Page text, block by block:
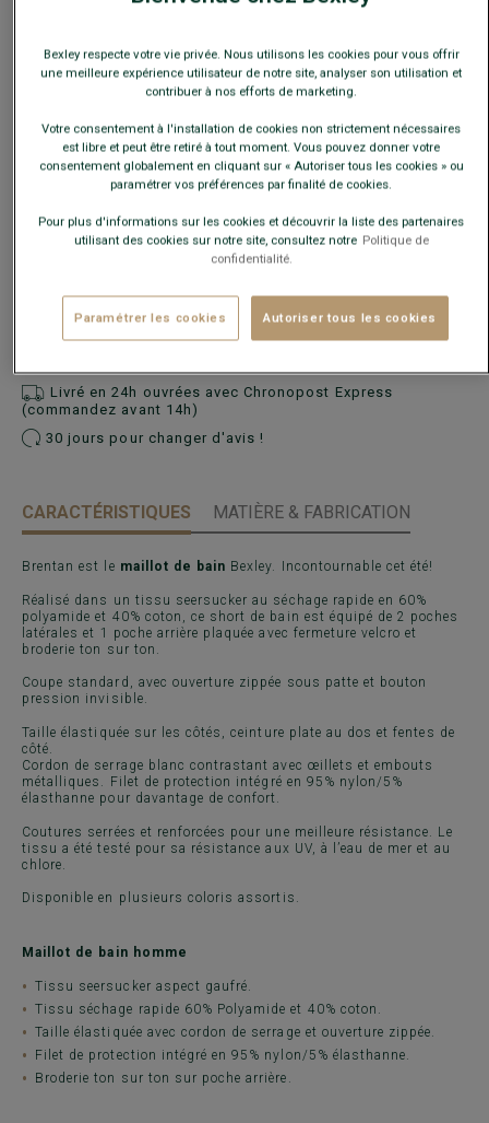
Ce modèle taille petit, choisir la taille au-dessus de votre
taille habituelle.
Guide des tailles
+ AJOUTER AU PANIER
Livré en 24h ouvrées avec Chronopost Express
(commandez avant 14h)
30 jours pour changer d'avis !
CARACTÉRISTIQUES MATIÈRE & FABRICATION
Brentan est le maillot de bain Bexley. Incontournable cet été!
Réalisé dans un tissu seersucker au séchage rapide en 60%
polyamide et 40% coton, ce short de bain est équipé de 2 poches
latérales et 1 poche arrière plaquée avec fermeture velcro et
broderie ton sur ton.
Coupe standard, avec ouverture zippée sous patte et bouton
pression invisible.
Taille élastiquée sur les côtés, ceinture plate au dos et fentes de
côté.
Cordon de serrage blanc contrastant avec œillets et embouts
métalliques. Filet de protection intégré en 95% nylon/5%
élasthanne pour davantage de confort.
Coutures serrées et renforcées pour une meilleure résistance. Le
tissu a été testé pour sa résistance aux UV, à l’eau de mer et au
chlore.
Disponible en plusieurs coloris assortis.
Maillot de bain homme
Tissu seersucker aspect gaufré.
Tissu séchage rapide 60% Polyamide et 40% coton.
Taille élastiquée avec cordon de serrage et ouverture zippée.
Filet de protection intégré en 95% nylon/5% élasthanne.
Broderie ton sur ton sur poche arrière.
Bexley respecte votre vie privée. Nous utilisons les cookies pour vous offrir
une meilleure expérience utilisateur de notre site, analyser son utilisation et
contribuer à nos efforts de marketing.
Votre consentement à l'installation de cookies non strictement nécessaires
est libre et peut être retiré à tout moment. Vous pouvez donner votre
consentement globalement en cliquant sur « Autoriser tous les cookies » ou
paramétrer vos préférences par finalité de cookies.
Pour plus d'informations sur les cookies et découvrir la liste des partenaires
utilisant des cookies sur notre site, consultez notre Politique de
confidentialité.
Paramétrer les cookies Autoriser tous les cookies